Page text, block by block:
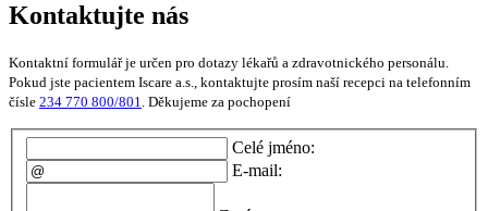
Kontaktujte nás
Kontaktní formulář je určen pro dotazy lékařů a zdravotnického personálu.
Pokud jste pacientem Iscare a.s., kontaktujte prosím naší recepci na telefonním
čísle 234 770 800/801 . Děkujeme za pochopení
Celé jméno:
E-mail: